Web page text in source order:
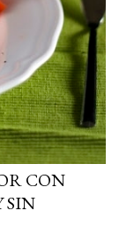
CON
SIN